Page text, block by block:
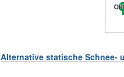
Alternative statische Schnee-